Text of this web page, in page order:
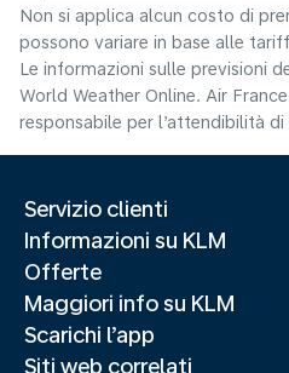
Non si applica alcun costo di
possono variare in base alle
Le informazioni sulle previsioni
World Weather Online. Air
responsabile per l’attendibilità
Servizio clienti
Informazioni su KLM
Offerte
Maggiori info su KLM
Scarichi l’app
Siti web correlati